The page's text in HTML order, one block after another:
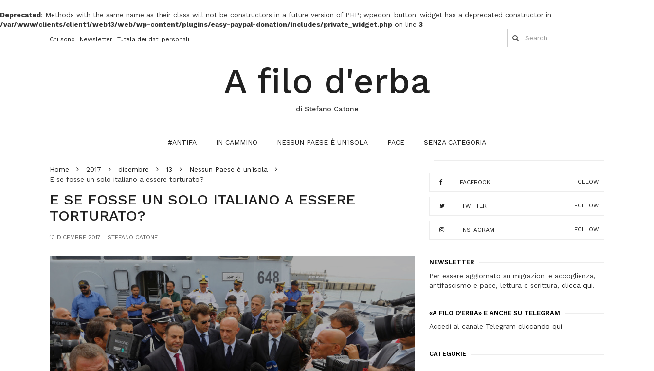
Deprecated: Methods with the same name as their class will not be constructors in a future version of PHP; wpedon_button_widget has a deprecated constructor in
/var/www/clients/client1/web13/web/wp-content/plugins/easy-paypal-donation/includes/private_widget.php on line 3
Chi sono Newsletter Tutela dei dati personali
A filo d'erba
di Stefano Catone
#ANTIFA IN CAMMINO NESSUN PAESE È UN'ISOLA PACE SENZA CATEGORIA
Home 2017 dicembre 13
Nessun Paese è un'isola
E se fosse un solo italiano a essere torturato?
E SE FOSSE UN SOLO ITALIANO A ESSERE
TORTURATO?
13 DICEMBRE 2017 STEFANO CATONE
FACEBOOK FOLLOW
TWITTER FOLLOW
INSTAGRAM FOLLOW
NEWSLETTER
Per essere aggiornato su migrazioni e accoglienza,
antifascismo e pace, lettura e scrittura, clicca qui.
«A FILO D’ERBA» È ANCHE SU TELEGRAM
Accedi al canale Telegram cliccando qui.
CATEGORIE